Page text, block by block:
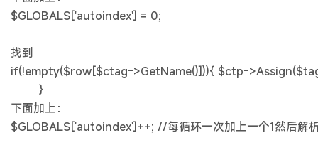
$GLOBALS['autoindex'] = 0;
找到
if(!empty($row[$ctag->GetName()])){ $ctp-
}
下面加上：
$GLOBALS['autoindex']++; //每循环一次加上一个1然后解